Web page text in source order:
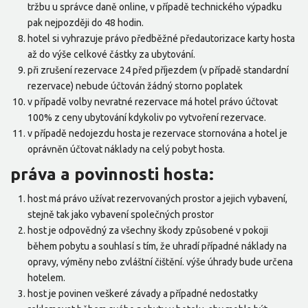
tržbu u správce daně online, v případě technického výpadku
pak nejpozději do 48 hodin.
hotel si vyhrazuje právo předběžné předautorizace karty hosta
až do výše celkové částky za ubytování.
při zrušení rezervace 24 před příjezdem (v případě standardní
rezervace) nebude účtován žádný storno poplatek
v případě volby nevratné rezervace má hotel právo účtovat
100% z ceny ubytování kdykoliv po vytvoření rezervace.
v případě nedojezdu hosta je rezervace stornována a hotel je
oprávněn účtovat náklady na celý pobyt hosta.
práva a povinnosti hosta:
host má právo užívat rezervovaných prostor a jejich vybavení,
stejně tak jako vybavení společných prostor
host je odpovědný za všechny škody způsobené v pokoji
během pobytu a souhlasí s tím, že uhradí případné náklady na
opravy, výměny nebo zvláštní čištění. výše úhrady bude určena
hotelem.
host je povinen veškeré závady a případné nedostatky